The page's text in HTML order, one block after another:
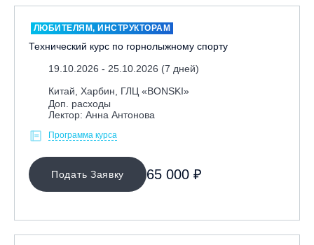
Лыжный фристайл
Телемарк
Я ХОЧУ
ЛЮБИТЕЛЯМ, ИНСТРУКТОРАМ
Технический курс по горнолыжному спорту
19.10.2026 - 25.10.2026 (7 дней)
Китай, Харбин, ГЛЦ «BONSKI»
Доп. расходы
Лектор: Анна Антонова
Программа курса
Подать Заявку 65 000 ₽